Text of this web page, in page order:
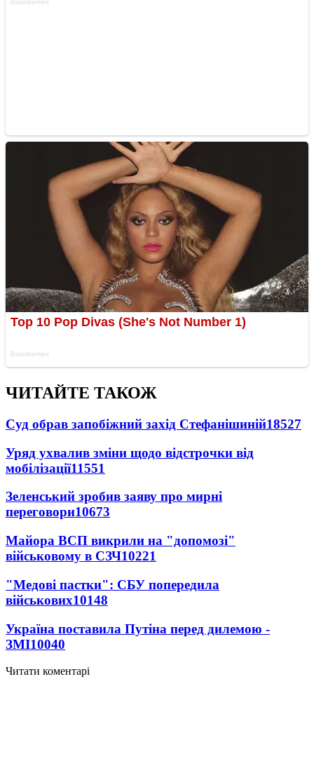
ЧИТАЙТЕ ТАКОЖ
Суд обрав запобіжний захід Стефанішиній18527
Уряд ухвалив зміни щодо відстрочки від
мобілізації11551
Зеленський зробив заяву про мирні
переговори10673
Майора ВСП викрили на "допомозі"
військовому в СЗЧ10221
"Медові пастки": СБУ попередила
військових10148
Україна поставила Путіна перед дилемою -
ЗМІ10040
Читати коментарі